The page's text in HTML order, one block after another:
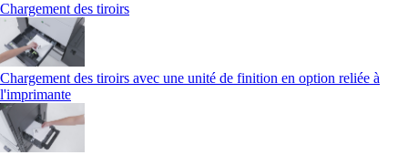
Chargement des tiroirs
Chargement des tiroirs avec une unité de finition en option reliée à
l'imprimante